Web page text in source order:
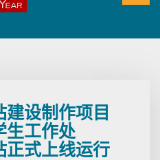
设制作项目
生工作处
正式上线运行